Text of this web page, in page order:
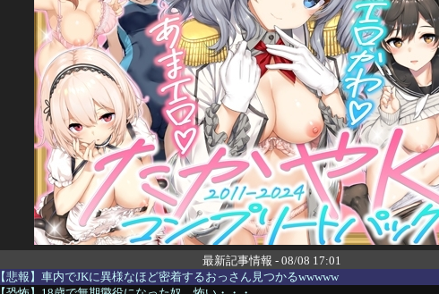
最新記事情報 - 08/08 17:01
【悲報】車内でJKに異様なほど密着するおっさん見つかるwwwww